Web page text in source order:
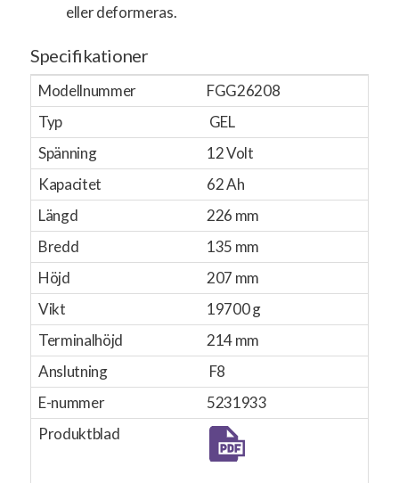
eller deformeras.
Specifikationer
Modellnummer
FGG26208
Typ
GEL
Spänning
12 Volt
Kapacitet
62 Ah
Längd
226 mm
Bredd
135 mm
Höjd
207 mm
Vikt
19700 g
Terminalhöjd
214 mm
Anslutning
F8
E-nummer
5231933
Produktblad